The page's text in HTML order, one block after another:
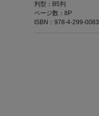
判型：B5判
ページ数：8P
ISBN：978-4-299-